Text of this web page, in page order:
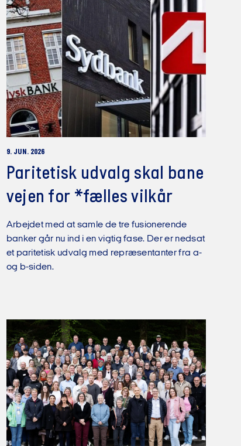
9. JUN. 2026
Paritetisk udvalg skal bane
vejen for *fælles vilkår
Arbejdet med at samle de tre fusionerende
banker går nu ind i en vigtig fase. Der er nedsat
et paritetisk udvalg med repræsentanter fra a-
og b-siden.